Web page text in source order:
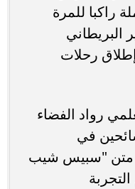
راكبا للمرة
البريطاني
رحلات
رواد الفضاء
في
متن "سبيس شيب